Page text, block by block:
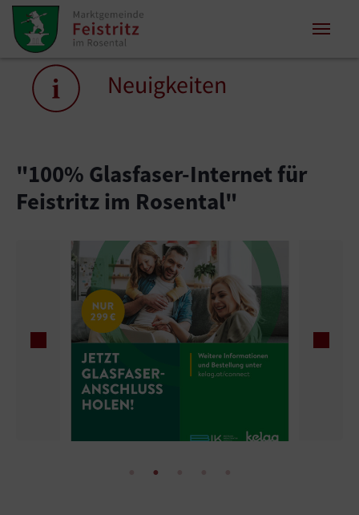
Zum Inhalt springen
Zum Seitenende springen
Sie sind hier: Neuigkeiten
"100% Glasfaser-Internet für
Feistritz im Rosental"